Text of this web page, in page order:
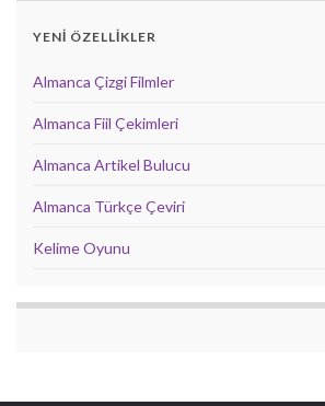
YENİ ÖZELLİKLER
Almanca Çizgi Filmler
Almanca Fiil Çekimleri
Almanca Artikel Bulucu
Almanca Türkçe Çeviri
Kelime Oyunu